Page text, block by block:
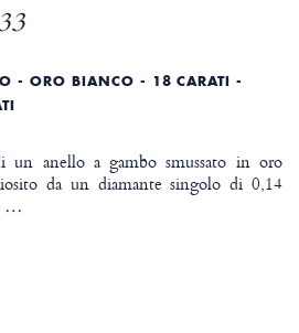
- ORO BIANCO - 18 CARATI -
un anello a gambo smussato in oro
da un diamante singolo di 0,14
…